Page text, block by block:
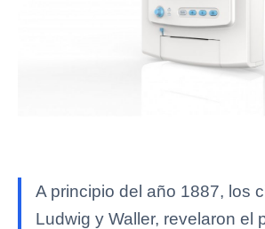
A principio del año 1887, los
Ludwig y Waller, revelaron el